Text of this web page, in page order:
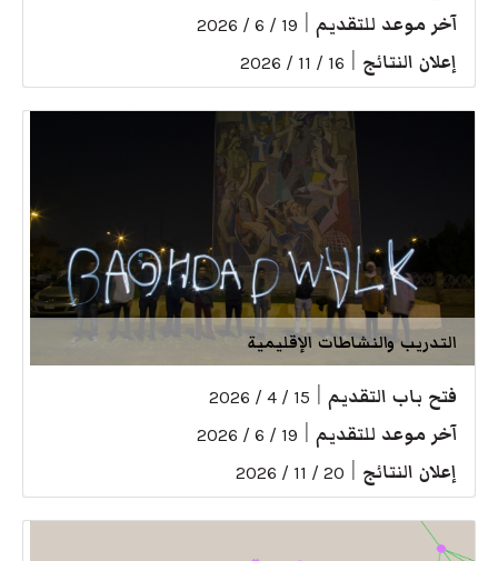
آخر موعد للتقديم 19 / 6 / 2026
إعلان النتائج 16 / 11 / 2026
التدريب والنشاطات الإقليمية
فتح باب التقديم 15 / 4 / 2026
آخر موعد للتقديم 19 / 6 / 2026
إعلان النتائج 20 / 11 / 2026